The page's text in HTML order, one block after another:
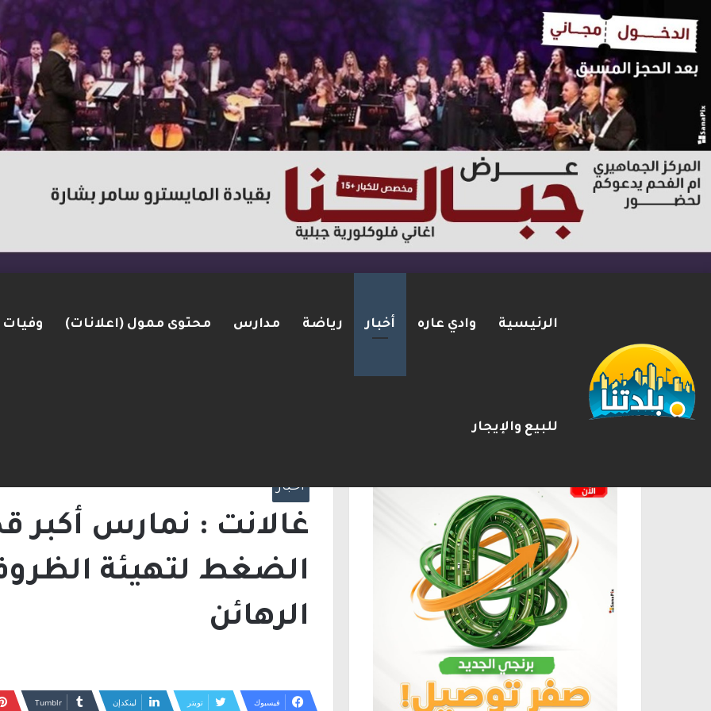
الرئيسية وادي عاره أخبار رياضة مدارس محتوى ممول (اعلانات) وفيات
للبيع والإيجار
بعد مطاردة وإطلاق نار على الإطارات.. الشرطة تعتقل مشتبهين بسلسلة
أخبار
غالانت : نمارس أكبر
الضغط لتهيئة
الرهائن
فيسبوك تويتر لينكدإن
الإعلانات